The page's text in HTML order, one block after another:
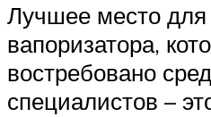
Лучшее место для
вапоризатора,
востребовано
специалистов –